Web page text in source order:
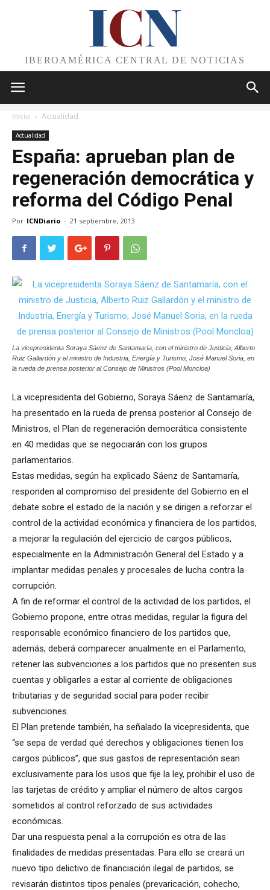
ICN
IBEROAMÉRICA CENTRAL DE NOTICIAS
Inicio Actualidad
Actualidad
España: aprueban plan de
regeneración democrática y
reforma del Código Penal
Por ICNDiario - 21 septiembre, 2013
La vicepresidenta Soraya Sáenz de Santamaría, con el ministro de Justicia, Alberto
Ruiz Gallardón y el ministro de Industria, Energía y Turismo, José Manuel Soria, en
la rueda de prensa posterior al Consejo de Ministros (Pool Moncloa)
La vicepresidenta del Gobierno, Soraya Sáenz de Santamaría,
ha presentado en la rueda de prensa posterior al Consejo de
Ministros, el Plan de regeneración democrática consistente
en 40 medidas que se negociarán con los grupos
parlamentarios.
Estas medidas, según ha explicado Sáenz de Santamaría,
responden al compromiso del presidente del Gobierno en el
debate sobre el estado de la nación y se dirigen a reforzar el
control de la actividad económica y financiera de los partidos,
a mejorar la regulación del ejercicio de cargos públicos,
especialmente en la Administración General del Estado y a
implantar medidas penales y procesales de lucha contra la
corrupción.
A fin de reformar el control de la actividad de los partidos, el
Gobierno propone, entre otras medidas, regular la figura del
responsable económico financiero de los partidos que,
además, deberá comparecer anualmente en el Parlamento,
retener las subvenciones a los partidos que no presenten sus
cuentas y obligarles a estar al corriente de obligaciones
tributarias y de seguridad social para poder recibir
subvenciones.
El Plan pretende también, ha señalado la vicepresidenta, que
“se sepa de verdad qué derechos y obligaciones tienen los
cargos públicos”, que sus gastos de representación sean
exclusivamente para los usos que fije la ley, prohibir el uso de
las tarjetas de crédito y ampliar el número de altos cargos
sometidos al control reforzado de sus actividades
económicas.
Dar una respuesta penal a la corrupción es otra de las
finalidades de medidas presentadas. Para ello se creará un
nuevo tipo delictivo de financiación ilegal de partidos, se
revisarán distintos tipos penales (prevaricación, cohecho,